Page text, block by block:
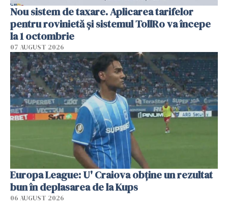
Nou sistem de taxare. Aplicarea tarifelor
pentru rovinietă şi sistemul TollRo va începe
la 1 octombrie
07 AUGUST 2026
Europa League: U' Craiova obține un rezultat
bun în deplasarea de la Kups
06 AUGUST 2026